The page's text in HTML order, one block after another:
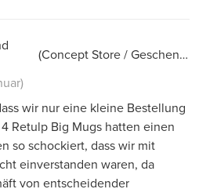
(Concept Store / Geschenkladen)
wir nur eine kleine Bestellung
Retulp Big Mugs hatten einen
so schockiert, dass wir mit
einverstanden waren, da
von entscheidender